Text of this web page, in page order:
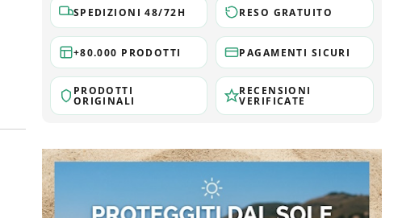
SPEDIZIONI 48/72H RESO GRATUITO
+80.000 PRODOTTI PAGAMENTI SICURI
PRODOTTI
ORIGINALI
RECENSIONI
VERIFICATE